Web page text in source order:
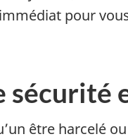
pour
sécurité
être harcelé